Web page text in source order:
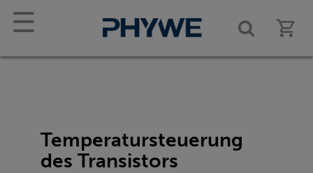
☰
Temperatursteuerung
des Transistors